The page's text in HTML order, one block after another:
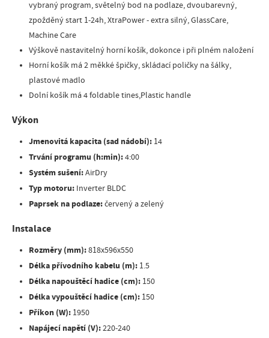
vybraný program, světelný bod na podlaze, dvoubarevný,
zpožděný start 1-24h, XtraPower - extra silný, GlassCare,
Machine Care
Výškově nastavitelný horní košík, dokonce i při plném naložení
Horní košík má 2 měkké špičky, skládací poličky na šálky,
plastové madlo
Dolní košík má 4 foldable tines,Plastic handle
Výkon
Jmenovitá kapacita (sad nádobí): 14
Trvání programu (h:min):4:00
Systém sušení:AirDry
Typ motoru: Inverter BLDC
Paprsek na podlaze:červený a zelený
Instalace
Rozměry (mm):818x596x550
Délka přívodního kabelu (m): 1.5
Délka napouštěcí hadice (cm): 150
Délka vypouštěcí hadice (cm): 150
Příkon (W): 1950
Napájecí napětí (V):220-240